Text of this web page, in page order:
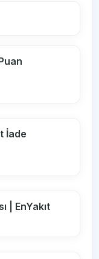
İade
| EnYakıt